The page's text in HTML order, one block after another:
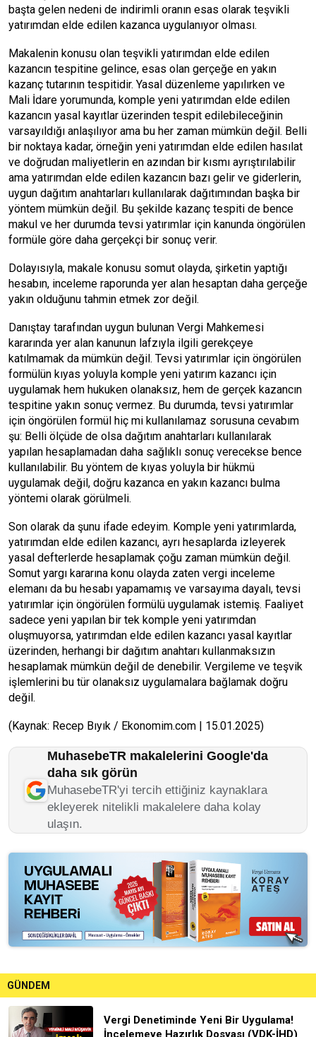
başta gelen nedeni de indirimli oranın esas olarak teşvikli
yatırımdan elde edilen kazanca uygulanıyor olması.
Makalenin konusu olan teşvikli yatırımdan elde edilen
kazancın tespitine gelince, esas olan gerçeğe en yakın
kazanç tutarının tespitidir. Yasal düzenleme yapılırken ve
Mali İdare yorumunda, komple yeni yatırımdan elde edilen
kazancın yasal kayıtlar üzerinden tespit edilebileceğinin
varsayıldığı anlaşılıyor ama bu her zaman mümkün değil. Belli
bir noktaya kadar, örneğin yeni yatırımdan elde edilen hasılat
ve doğrudan maliyetlerin en azından bir kısmı ayrıştırılabilir
ama yatırımdan elde edilen kazancın bazı gelir ve giderlerin,
uygun dağıtım anahtarları kullanılarak dağıtımından başka bir
yöntem mümkün değil. Bu şekilde kazanç tespiti de bence
makul ve her durumda tevsi yatırımlar için kanunda öngörülen
formüle göre daha gerçekçi bir sonuç verir.
Dolayısıyla, makale konusu somut olayda, şirketin yaptığı
hesabın, inceleme raporunda yer alan hesaptan daha gerçeğe
yakın olduğunu tahmin etmek zor değil.
Danıştay tarafından uygun bulunan Vergi Mahkemesi
kararında yer alan kanunun lafzıyla ilgili gerekçeye
katılmamak da mümkün değil. Tevsi yatırımlar için öngörülen
formülün kıyas yoluyla komple yeni yatırım kazancı için
uygulamak hem hukuken olanaksız, hem de gerçek kazancın
tespitine yakın sonuç vermez. Bu durumda, tevsi yatırımlar
için öngörülen formül hiç mi kullanılamaz sorusuna cevabım
şu: Belli ölçüde de olsa dağıtım anahtarları kullanılarak
yapılan hesaplamadan daha sağlıklı sonuç verecekse bence
kullanılabilir. Bu yöntem de kıyas yoluyla bir hükmü
uygulamak değil, doğru kazanca en yakın kazancı bulma
yöntemi olarak görülmeli.
Son olarak da şunu ifade edeyim. Komple yeni yatırımlarda,
yatırımdan elde edilen kazancı, ayrı hesaplarda izleyerek
yasal defterlerde hesaplamak çoğu zaman mümkün değil.
Somut yargı kararına konu olayda zaten vergi inceleme
elemanı da bu hesabı yapamamış ve varsayıma dayalı, tevsi
yatırımlar için öngörülen formülü uygulamak istemiş. Faaliyet
sadece yeni yapılan bir tek komple yeni yatırımdan
oluşmuyorsa, yatırımdan elde edilen kazancı yasal kayıtlar
üzerinden, herhangi bir dağıtım anahtarı kullanmaksızın
hesaplamak mümkün değil de denebilir. Vergileme ve teşvik
işlemlerini bu tür olanaksız uygulamalara bağlamak doğru
değil.
(Kaynak: Recep Bıyık / Ekonomim.com | 15.01.2025)
MuhasebeTR makalelerini Google'da
daha sık görün
MuhasebeTR'yi tercih ettiğiniz kaynaklara
ekleyerek nitelikli makalelere daha kolay
ulaşın.
GÜNDEM
Vergi Denetiminde Yeni Bir Uygulama!
İncelemeye Hazırlık Dosyası (VDK-İHD)